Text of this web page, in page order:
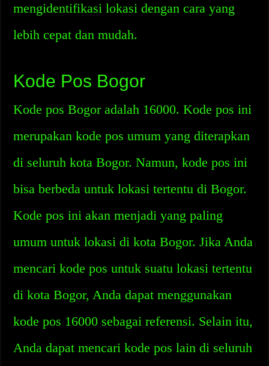
mengidentifikasi lokasi dengan cara yang
lebih cepat dan mudah.
Kode Pos Bogor
Kode pos Bogor adalah 16000. Kode pos ini
merupakan kode pos umum yang diterapkan
di seluruh kota Bogor. Namun, kode pos ini
bisa berbeda untuk lokasi tertentu di Bogor.
Kode pos ini akan menjadi yang paling
umum untuk lokasi di kota Bogor. Jika Anda
mencari kode pos untuk suatu lokasi tertentu
di kota Bogor, Anda dapat menggunakan
kode pos 16000 sebagai referensi. Selain itu,
Anda dapat mencari kode pos lain di seluruh